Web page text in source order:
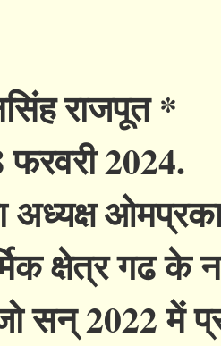
राजपूत *
2024.
अध्यक्ष
क्षेत्र गढ के
सन् 2022 में